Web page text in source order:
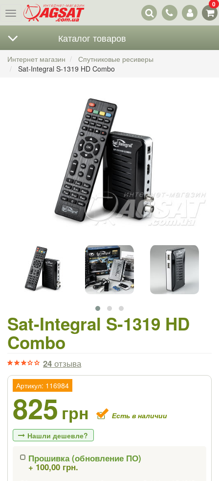
Меню
Наши
контакты
0
Каталог товаров
Интернет магазин
Спутниковые ресиверы
Sat-Integral S-1319 HD Combo
Sat-Integral S-1319 HD
Combo
24 отзыва
Артикул: 116984
825 грн Есть в наличии
Нашли дешевле?
Если Вы найдете товар дешевле - мы
Прошивка (обновление ПО)
+ 100,00 грн.